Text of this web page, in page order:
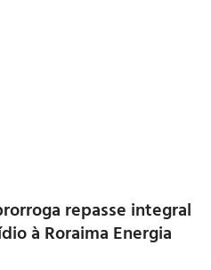
repasse integral
à Roraima Energia